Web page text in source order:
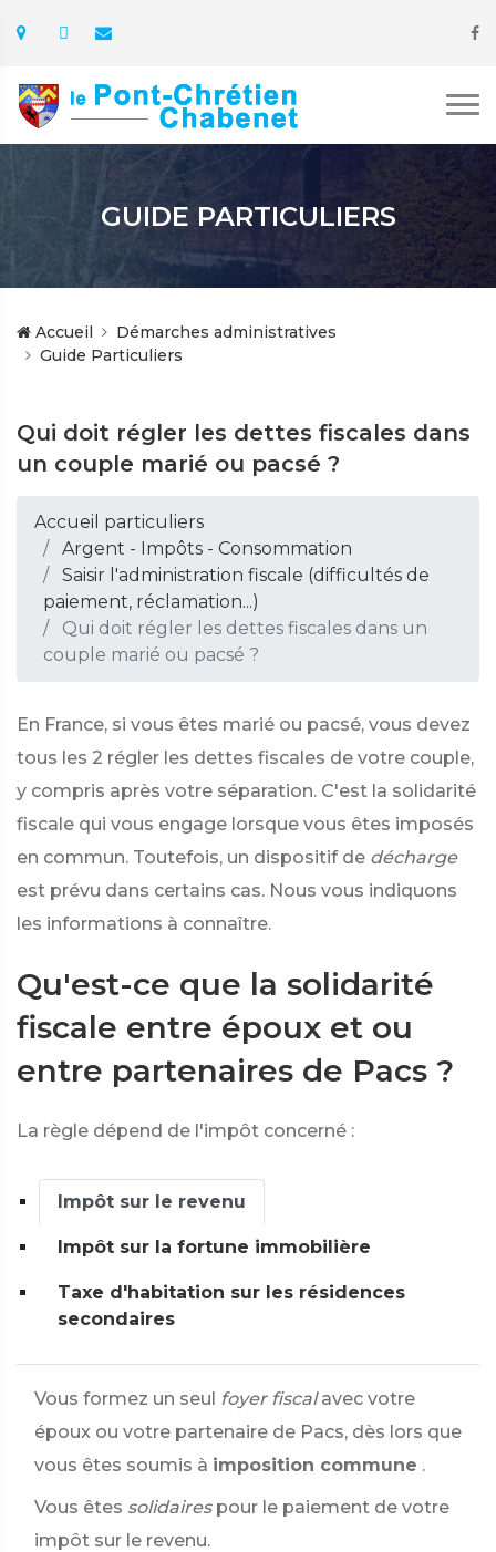
GUIDE PARTICULIERS
Accueil
Démarches administratives
Guide Particuliers
Qui doit régler les dettes fiscales dans
un couple marié ou pacsé ?
Accueil particuliers
Argent - Impôts - Consommation
Saisir l'administration fiscale (difficultés de
paiement, réclamation...)
Qui doit régler les dettes fiscales dans un
couple marié ou pacsé ?
En France, si vous êtes marié ou pacsé, vous devez
tous les 2 régler les dettes fiscales de votre couple,
y compris après votre séparation. C'est la solidarité
fiscale qui vous engage lorsque vous êtes imposés
en commun. Toutefois, un dispositif de décharge
est prévu dans certains cas. Nous vous indiquons
les informations à connaître.
Qu'est-ce que la solidarité
fiscale entre époux et ou
entre partenaires de Pacs ?
La règle dépend de l'impôt concerné :
Impôt sur le revenu
Impôt sur la fortune immobilière
Taxe d'habitation sur les résidences
secondaires
Vous formez un seul foyer fiscal avec votre
époux ou votre partenaire de Pacs, dès lors que
vous êtes soumis à imposition commune .
Vous êtes solidaires pour le paiement de votre
impôt sur le revenu.